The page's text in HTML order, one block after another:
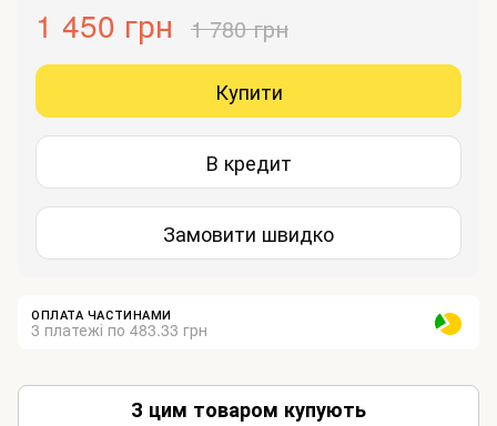
1 450 грн 1 780 грн
Купити
В кредит
Замовити швидко
ОПЛАТА ЧАСТИНАМИ
3 платежі по 483.33 грн
З цим товаром купують